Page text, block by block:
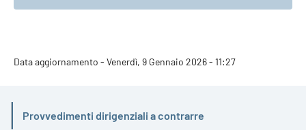
Data aggiornamento - Venerdì, 9 Gennaio 2026 - 11:27
Provvedimenti dirigenziali a contrarre
Attivo